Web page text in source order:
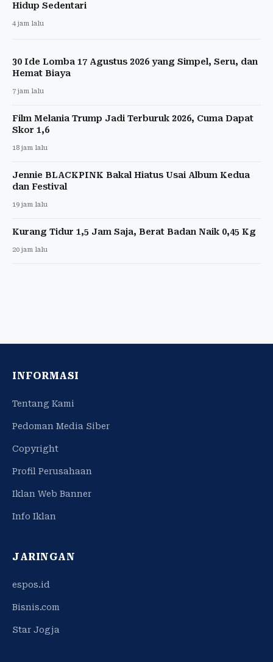
Hidup Sedentari
4 jam lalu
30 Ide Lomba 17 Agustus 2026 yang Simpel, Seru, dan
Hemat Biaya
7 jam lalu
Film Melania Trump Jadi Terburuk 2026, Cuma Dapat
Skor 1,6
18 jam lalu
Jennie BLACKPINK Bakal Hiatus Usai Album Kedua
dan Festival
19 jam lalu
Kurang Tidur 1,5 Jam Saja, Berat Badan Naik 0,45 Kg
20 jam lalu
INFORMASI
Tentang Kami
Pedoman Media Siber
Copyright
Profil Perusahaan
Iklan Web Banner
Info Iklan
JARINGAN
espos.id
Bisnis.com
Star Jogja